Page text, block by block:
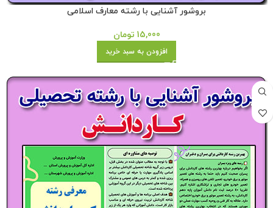
بروشور آشنایی با رشته معارف اسلامی
15,000 تومان
افزودن به سبد خرید